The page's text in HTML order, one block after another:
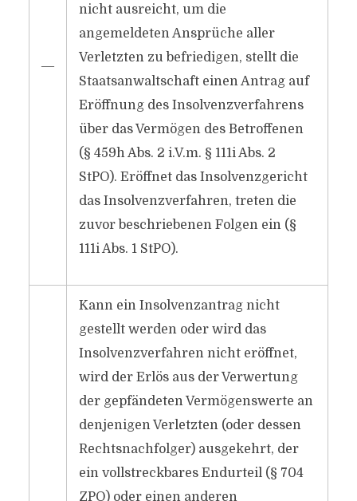
―
nicht ausreicht, um die
angemeldeten Ansprüche aller
Verletzten zu befriedigen, stellt die
Staatsanwaltschaft einen Antrag auf
Eröffnung des Insolvenzverfahrens
über das Vermögen des Betroffenen
(§ 459h Abs. 2 i.V.m. § 111i Abs. 2
StPO). Eröffnet das Insolvenzgericht
das Insolvenzverfahren, treten die
zuvor beschriebenen Folgen ein (§
111i Abs. 1 StPO).
Kann ein Insolvenzantrag nicht
gestellt werden oder wird das
Insolvenzverfahren nicht eröffnet,
wird der Erlös aus der Verwertung
der gepfändeten Vermögenswerte an
denjenigen Verletzten (oder dessen
Rechtsnachfolger) ausgekehrt, der
ein vollstreckbares Endurteil (§ 704
ZPO) oder einen anderen